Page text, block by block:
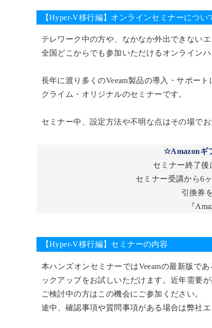
【Hyper-V移行編】オンラインセミナーについ
テレワーク中の方や、なかなか外出できない
全国どこからでも参加いただけるオンラインハ
長年に渡り多くのVeeam製品の導入・サポー
クライム・オリジナルのセミナーです。
セミナー中、設定方法や不明な点はその場でお
☆Amazonギ
セミナー終了後
セミナー受講から6
引換券
『
【Hyper-V移行編】セミナーの内容
本ハンズオンセミナーではVeeamの最新版で
ックアップをお試しいただけます。近年需要
ご検討中の方はこの機会にご参加ください。
途中、確認事項や質問事項がある場合は弊社